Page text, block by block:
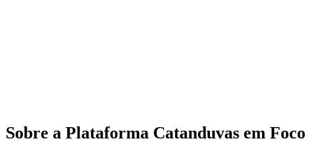
Sobre a Plataforma Catanduvas em Foco